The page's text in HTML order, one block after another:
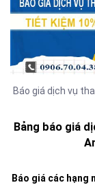
Báo giá dịch vụ
Bảng báo giá
Báo giá các hạng